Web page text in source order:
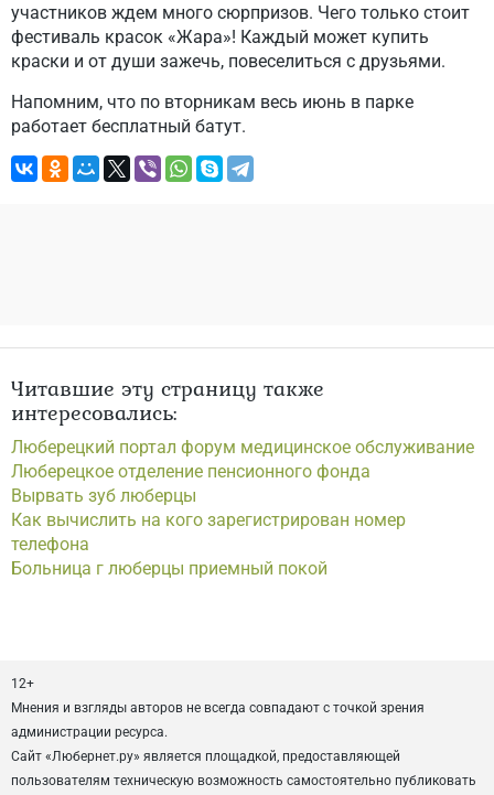
участников ждем много сюрпризов. Чего только стоит
фестиваль красок «Жара»! Каждый может купить
краски и от души зажечь, повеселиться с друзьями.
Напомним, что по вторникам весь июнь в парке
работает бесплатный батут.
Читавшие эту страницу также
интересовались:
Люберецкий портал форум медицинское обслуживание
Люберецкое отделение пенсионного фонда
Вырвать зуб люберцы
Как вычислить на кого зарегистрирован номер
телефона
Больница г люберцы приемный покой
12+
Мнения и взгляды авторов не всегда совпадают с точкой зрения
администрации ресурса.
Сайт «Любернет.ру» является площадкой, предоставляющей
пользователям техническую возможность самостоятельно публиковать